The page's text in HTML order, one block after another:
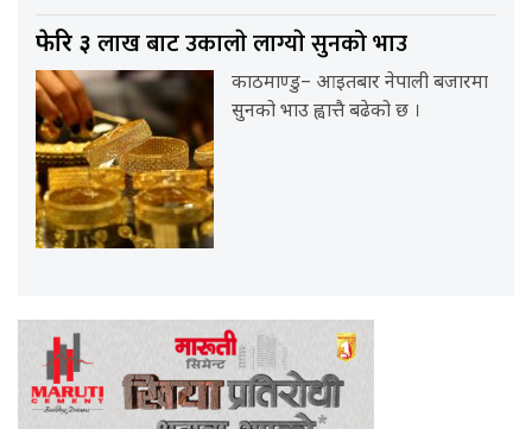
फेरि ३ लाख बाट उकालाे लाग्याे सुनको भाउ
काठमाण्डु– आइतबार नेपाली बजारमा
सुनको भाउ ह्वात्तै बढेको छ ।